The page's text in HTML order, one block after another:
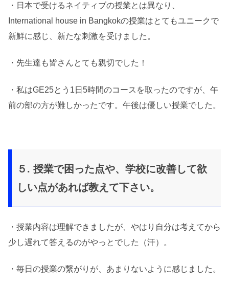
・日本で受けるネイティブの授業とは異なり、
International house in Bangkokの授業はとてもユニークで
新鮮に感じ、新たな刺激を受けました。
・先生達も皆さんとても親切でした！
・私はGE25とう1日5時間のコースを取ったのですが、午
前の部の方が難しかったです。午後は優しい授業でした。
５. 授業で困った点や、学校に改善して欲
しい点があれば教えて下さい。
・授業内容は理解できましたが、やはり自分は考えてから
少し遅れて答えるのがやっとでした（汗）。
・毎日の授業の繋がりが、あまりないように感じました。